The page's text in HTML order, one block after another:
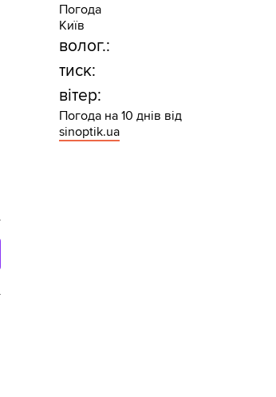
Погода
Київ
волог.:
тиск:
вітер:
Погода на 10 днів від
sinoptik.ua